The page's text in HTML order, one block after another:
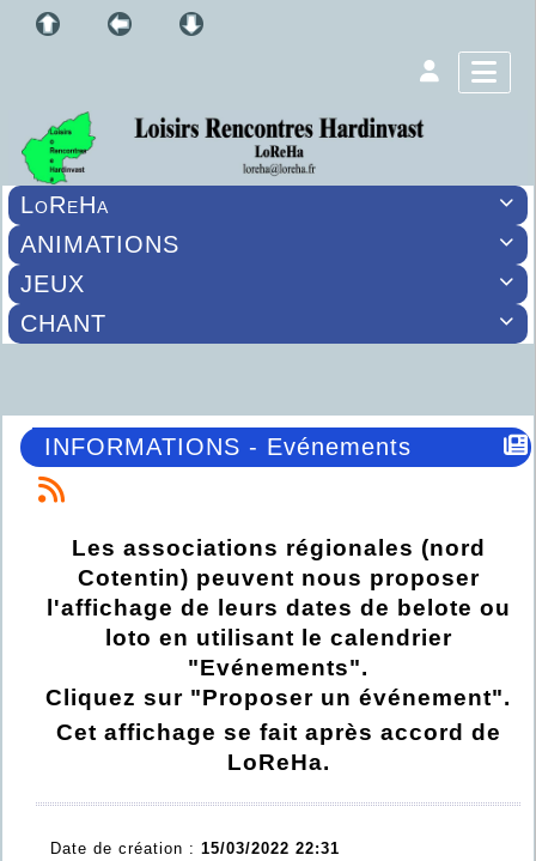

LoReHa

ANIMATIONS

JEUX

CHANT
INFORMATIONS - Evénements
Les associations régionales (nord
Cotentin) peuvent nous proposer
l'affichage de leurs dates de belote ou
loto en utilisant le calendrier
"Evénements".
Cliquez sur "Proposer un événement".
Cet affichage se fait après accord de
LoReHa.
Date de création : 15/03/2022 22:31